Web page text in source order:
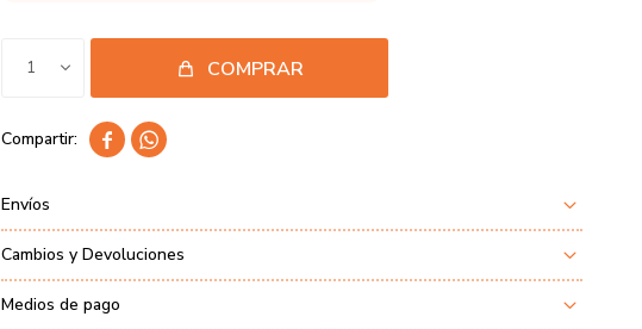
1 COMPRAR
 
Envíos
Cambios y Devoluciones
Medios de pago